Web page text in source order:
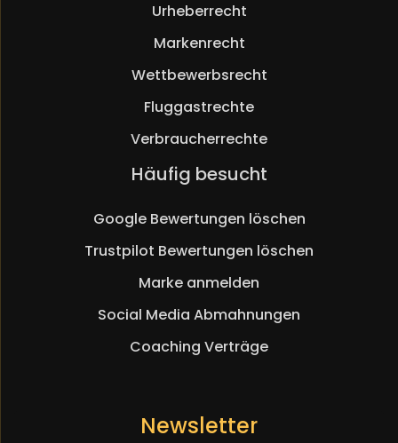
Urheberrecht
Markenrecht
Wettbewerbsrecht
Fluggastrechte
Verbraucherrechte
Häufig besucht
Google Bewertungen löschen
Trustpilot Bewertungen löschen
Marke anmelden
Social Media Abmahnungen
Coaching Verträge
Newsletter